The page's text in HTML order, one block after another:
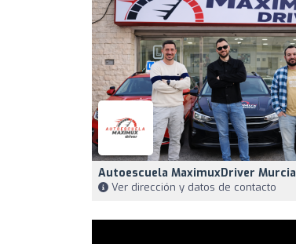
Autoescuela MaximuxDriver Murcia
Ver dirección y datos de contacto